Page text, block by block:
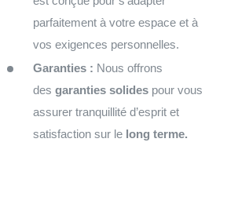
parfaitement à votre espace et à
vos exigences personnelles.
Garanties : Nous offrons
des garanties solidespour vous
assurer tranquillité d’esprit et
satisfaction sur le long terme.